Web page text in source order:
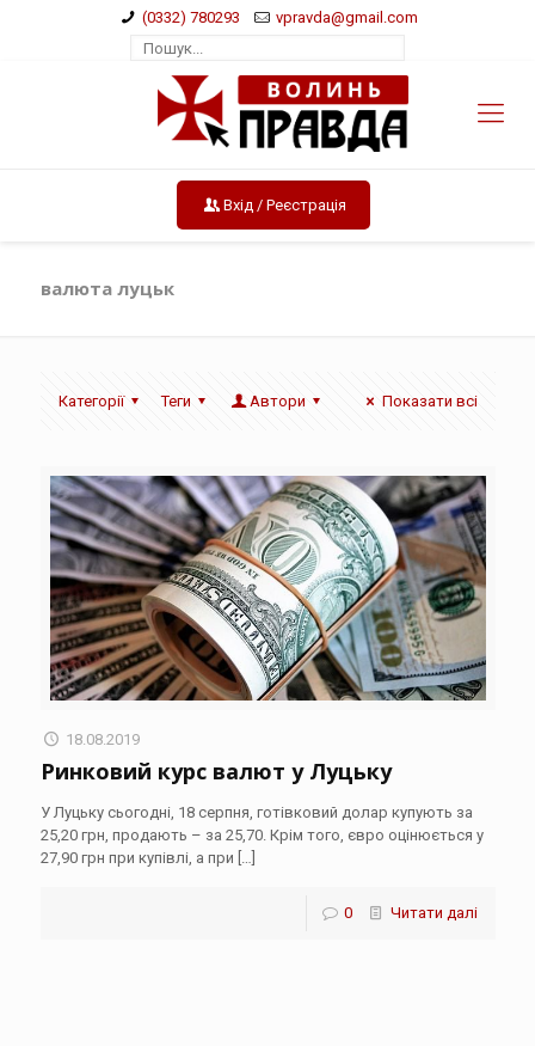
(0332) 780293 vpravda@gmail.com
Вхід / Реєстрація
валюта луцьк
Категорії Теги Автори Показати всі
18.08.2019
Ринковий курс валют у Луцьку
У Луцьку сьогодні, 18 серпня, готівковий долар купують за
25,20 грн, продають – за 25,70. Крім того, євро оцінюється у
27,90 грн при купівлі, а при […]
0 Читати далі